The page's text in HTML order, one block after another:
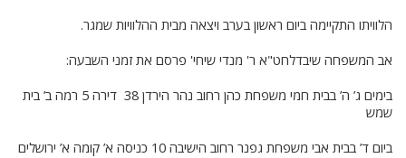
הלוויתו התקיימה ביום ראשון בערב ויצאה מבית ההלוויות שמגר.
אב המשפחה שיבדלחט"א ר' מנדי שיחי' פרסם את זמני השבעה:
בימים ג’ ה’ בבית חמי משפחת כהן רחוב נהר הירדן 38 דירה 5 רמה ב’ בית
שמש
ביום ד’ בבית אבי משפחת גפנר רחוב הישיבה 10 כניסה א’ קומה א’ ירושלים